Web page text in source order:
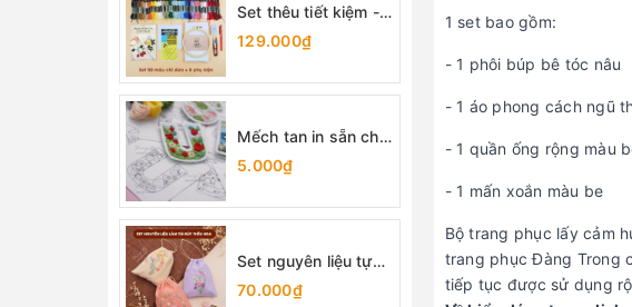
Set thêu tiết kiệm -
set dụng cụ thêu cơ
bản cho người mới
129.000₫
Mếch tan in sẵn chữ
cái (lẻ 1 chữ)
5.000₫
Set nguyên liệu tự
làm túi rút thêu hoa
70.000₫
1 set bao gồm:
- 1 phôi búp bê tóc nâu
- 1 áo phong cách ngũ
- 1 quần ống rộng màu
- 1 mấn xoắn màu be
Bộ trang phục lấy cảm
trang phục Đàng Trong
tiếp tục được sử dụng